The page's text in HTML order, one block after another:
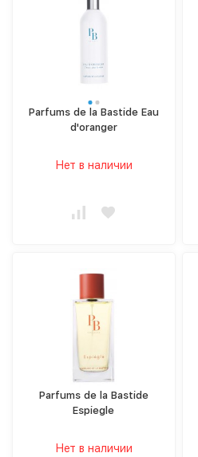
Parfums de la Bastide Eau
d'oranger
Нет в наличии
Parfums de la Bastide
Espiegle
Нет в наличии